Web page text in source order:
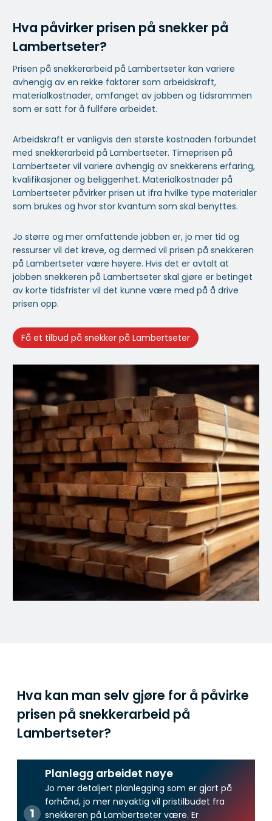
Hva påvirker prisen på snekker på
Lambertseter?
Prisen på snekkerarbeid på Lambertseter kan variere
avhengig av en rekke faktorer som arbeidskraft,
materialkostnader, omfanget av jobben og tidsrammen
som er satt for å fullføre arbeidet.
Arbeidskraft er vanligvis den største kostnaden forbundet
med snekkerarbeid på Lambertseter. Timeprisen på
Lambertseter vil variere avhengig av snekkerens erfaring,
kvalifikasjoner og beliggenhet. Materialkostnader på
Lambertseter påvirker prisen ut ifra hvilke type materialer
som brukes og hvor stor kvantum som skal benyttes.
Jo større og mer omfattende jobben er, jo mer tid og
ressurser vil det kreve, og dermed vil prisen på snekkeren
på Lambertseter være høyere. Hvis det er avtalt at
jobben snekkeren på Lambertseter skal gjøre er betinget
av korte tidsfrister vil det kunne være med på å drive
prisen opp.
Få et tilbud på snekker på Lambertseter
Hva kan man selv gjøre for å påvirke
prisen på snekkerarbeid på
Lambertseter?
Planlegg arbeidet nøye
Jo mer detaljert planlegging som er gjort på
forhånd, jo mer nøyaktig vil pristilbudet fra
snekkeren på Lambertseter være. Er